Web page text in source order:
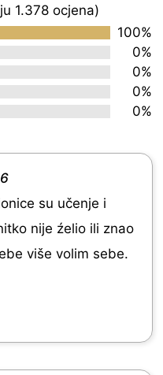
1.378 ocjena)
100%
0%
0%
0%
0%
su učenje i
nije źelio ili znao
više volim sebe.